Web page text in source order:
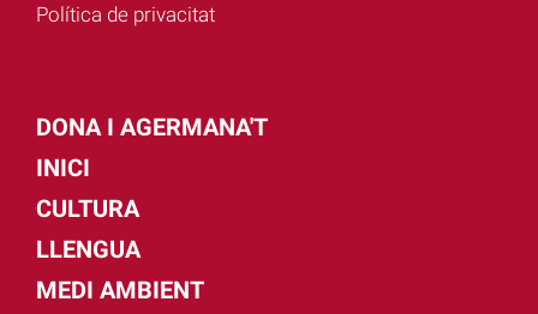
Política de privacitat
DONA I AGERMANA'T
INICI
CULTURA
LLENGUA
MEDI AMBIENT